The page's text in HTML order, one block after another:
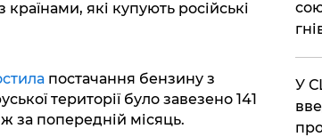
які купують російські
постачання бензину з
території було завезено 141
за попередній місяць.
​У